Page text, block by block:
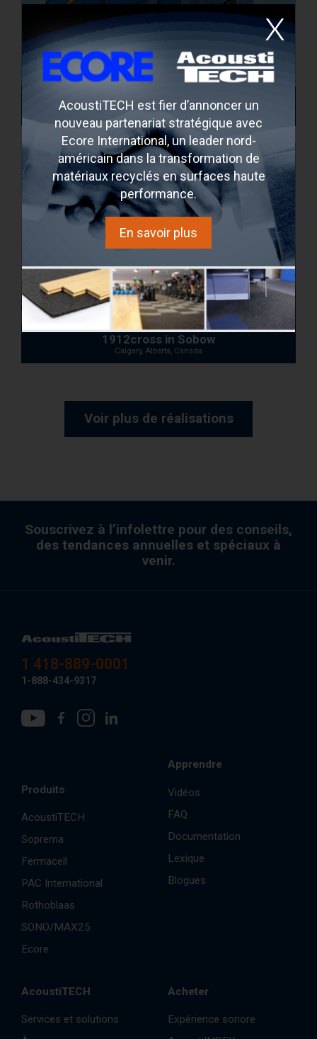
Four Seasons Montréal
1912cross in Sobow
Calgary, Alberta, Canada
Voir plus de réalisations
Souscrivez à l’infolettre pour des conseils,
des tendances annuelles et spéciaux à
venir.
1 418-889-0001
1-888-434-9317
Produits
AcoustiTECH
Soprema
Fermacell
PAC International
Rothoblaas
SONO/MAX25
Ecore
Apprendre
Vidéos
FAQ
Documentation
Lexique
Blogues
AcoustiTECH
Services et solutions
Acheter
Expérience sonore
AcoustiTECH est fier d’annoncer un
nouveau partenariat stratégique avec
Ecore International, un leader nord-
américain dans la transformation de
matériaux recyclés en surfaces haute
performance.
En savoir plus